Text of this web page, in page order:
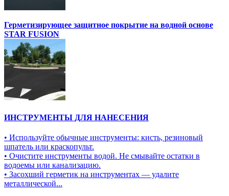
Герметизирующее защитное покрытие на водной основе
STAR FUSION
ИНСТРУМЕНТЫ ДЛЯ НАНЕСЕНИЯ
• Используйте обычные инструменты: кисть, резиновый
шпатель или краскопульт.
• Очистите инструменты водой. Не смывайте остатки в
водоемы или канализацию.
• Засохший герметик на инструментах — удалите
металлической...